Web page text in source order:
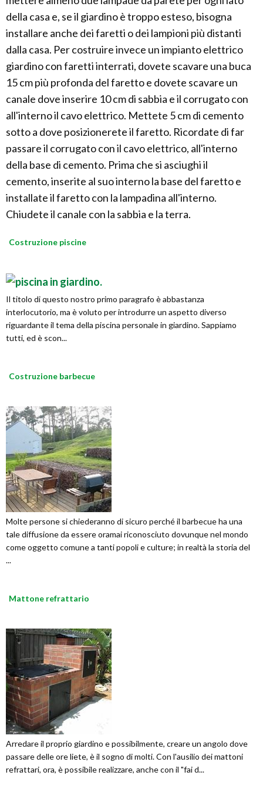
della casa e, se il giardino è troppo esteso, bisogna
installare anche dei faretti o dei lampioni più distanti
dalla casa. Per costruire invece un impianto elettrico
giardino con faretti interrati, dovete scavare una buca
15 cm più profonda del faretto e dovete scavare un
canale dove inserire 10 cm di sabbia e il corrugato con
all'interno il cavo elettrico. Mettete 5 cm di cemento
sotto a dove posizionerete il faretto. Ricordate di far
passare il corrugato con il cavo elettrico, all'interno
della base di cemento. Prima che si asciughi il
cemento, inserite al suo interno la base del faretto e
installate il faretto con la lampadina all'interno.
Chiudete il canale con la sabbia e la terra.
Costruzione piscine
Il titolo di questo nostro primo paragrafo è abbastanza
interlocutorio, ma è voluto per introdurre un aspetto diverso
riguardante il tema della piscina personale in giardino. Sappiamo
tutti, ed è scon...
Costruzione barbecue
Molte persone si chiederanno di sicuro perché il barbecue ha una
tale diffusione da essere oramai riconosciuto dovunque nel mondo
come oggetto comune a tanti popoli e culture; in realtà la storia del
...
Mattone refrattario
Arredare il proprio giardino e possibilmente, creare un angolo dove
passare delle ore liete, è il sogno di molti. Con l'ausilio dei mattoni
refrattari, ora, è possibile realizzare, anche con il "fai d...